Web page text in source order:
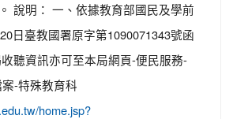
說明： 一、依據教育部國民及學前
日臺教國署原字第1090071343號函
聽資訊亦可至本局網頁-便民服務-
-特殊教育科
home.jsp?